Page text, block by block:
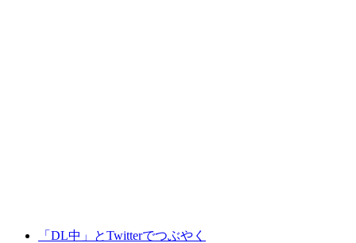
「DL中」とTwitterでつぶやく